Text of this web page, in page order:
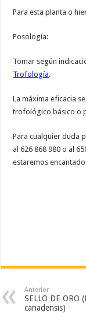
Para esta planta o
Posología:
Tomar según
Trofología.
La máxima eficacia
trofológico básico o
Para cualquier duda
al 626 868 980 o al
estaremos
Anterior
SELLO DE ORO
canadensis)